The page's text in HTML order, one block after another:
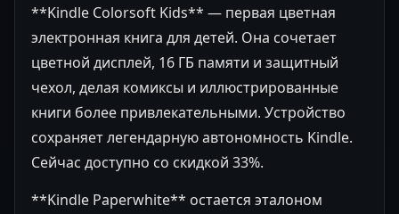
**Kindle Colorsoft Kids** — первая цветная
электронная книга для детей. Она сочетает
цветной дисплей, 16 ГБ памяти и защитный
чехол, делая комиксы и иллюстрированные
книги более привлекательными. Устройство
сохраняет легендарную автономность Kindle.
Сейчас доступно со скидкой 33%.
**Kindle Paperwhite** остается эталоном